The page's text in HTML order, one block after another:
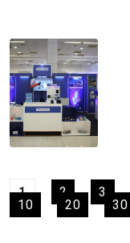
1 2 3
10
20 30